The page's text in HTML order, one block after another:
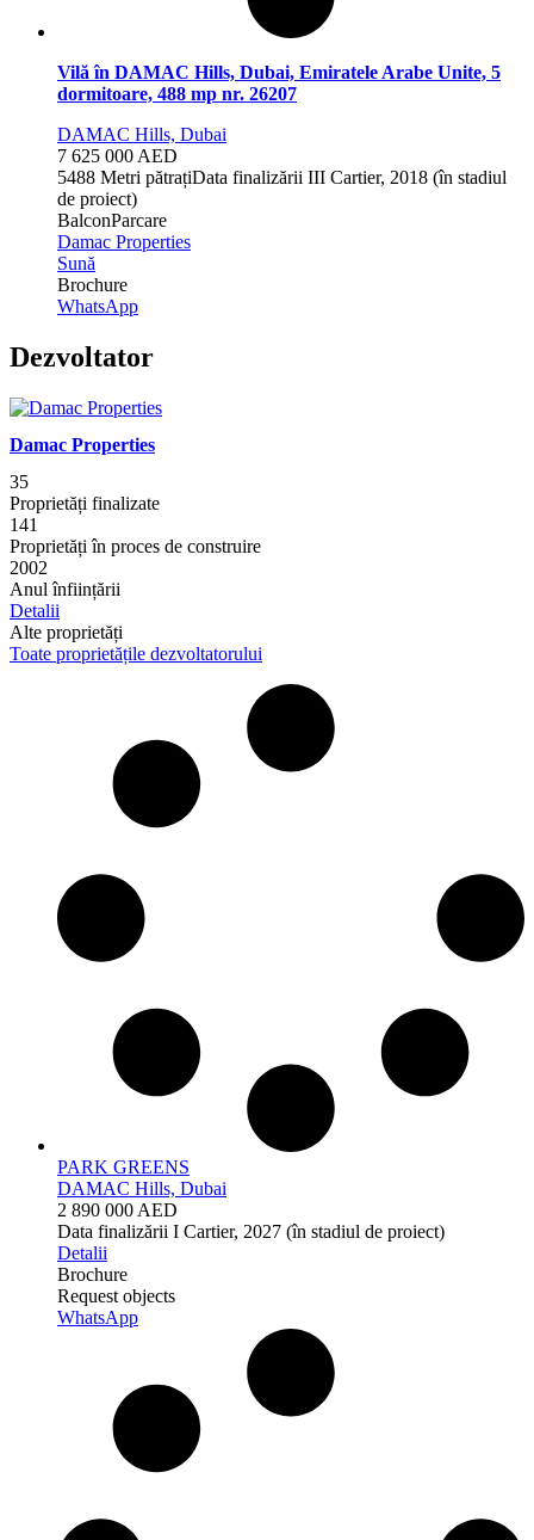
Vilă în DAMAC Hills, Dubai, Emiratele Arabe Unite, 5
dormitoare, 488 mp nr. 26207
DAMAC Hills, Dubai
7 625 000 AED
5488 Metri pătrațiData finalizării III Cartier, 2018 (în stadiul
de proiect)
BalconParcare
Damac Properties
Sună
Brochure
WhatsApp
Dezvoltator
Damac Properties
35
Proprietăți finalizate
141
Proprietăți în proces de construire
2002
Anul înființării
Detalii
Alte proprietăți
Toate proprietățile dezvoltatorului
PARK GREENS
DAMAC Hills, Dubai
2 890 000 AED
Data finalizării I Cartier, 2027 (în stadiul de proiect)
Detalii
Brochure
Request objects
WhatsApp